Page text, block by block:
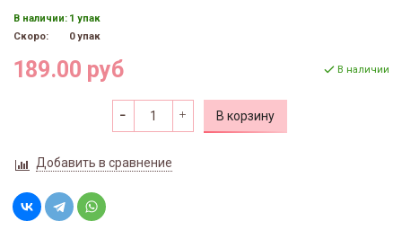
В наличии: 1 упак
Скоро:
0 упак
189.00 руб В наличии
В корзину
Добавить в сравнение